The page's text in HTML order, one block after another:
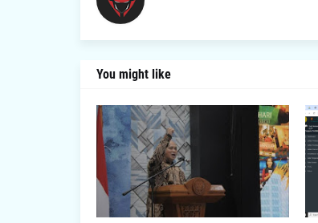
You might like